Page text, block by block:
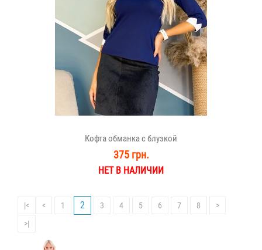
Кофта обманка с блузкой
375 грн.
НЕТ В НАЛИЧИИ
|< < 1 2 3 4 5 6 7 8
>
>|